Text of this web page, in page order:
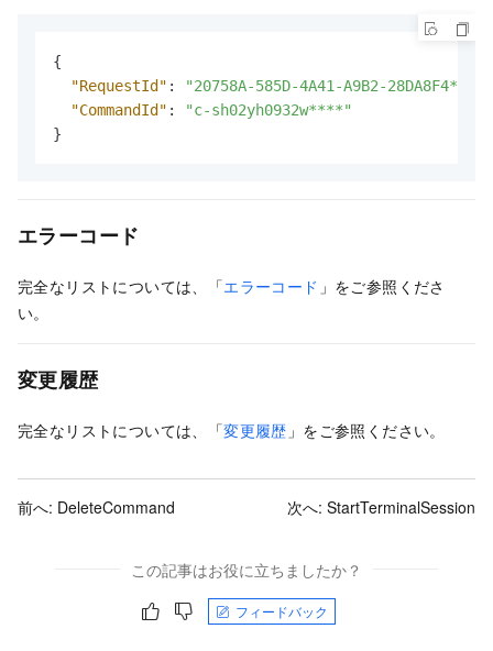
{
"RequestId" :
"20758A-585D-4A41-A9B2-28DA8F4****"
"CommandId" :
"c-sh02yh0932w****"
}
エラーコード
完全なリストについては、「エラーコード 」をご参照くださ
い。
変更履歴
完全なリストについては、「変更履歴 」をご参照ください。
前へ: DeleteCommand 次へ: StartTerminalSession
この記事はお役に立ちましたか？
フィードバック